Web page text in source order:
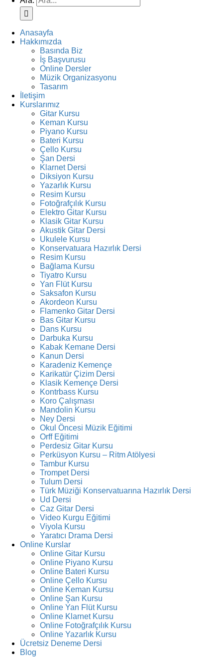
Anasayfa
Hakkımızda
Basında Biz
İş Başvurusu
Online Dersler
Müzik Organizasyonu
Tasarım
İletişim
Kurslarımız
Gitar Kursu
Keman Kursu
Piyano Kursu
Bateri Kursu
Çello Kursu
Şan Dersi
Klarnet Dersi
Diksiyon Kursu
Yazarlık Kursu
Resim Kursu
Fotoğrafçılık Kursu
Elektro Gitar Kursu
Klasik Gitar Kursu
Akustik Gitar Dersi
Ukulele Kursu
Konservatuara Hazırlık Dersi
Resim Kursu
Bağlama Kursu
Tiyatro Kursu
Yan Flüt Kursu
Saksafon Kursu
Akordeon Kursu
Flamenko Gitar Dersi
Bas Gitar Kursu
Dans Kursu
Darbuka Kursu
Kabak Kemane Dersi
Kanun Dersi
Karadeniz Kemençe
Karikatür Çizim Dersi
Klasik Kemençe Dersi
Kontrbass Kursu
Koro Çalışması
Mandolin Kursu
Ney Dersi
Okul Öncesi Müzik Eğitimi
Orff Eğitimi
Perdesiz Gitar Kursu
Perküsyon Kursu – Ritm Atölyesi
Tambur Kursu
Trompet Dersi
Tulum Dersi
Türk Müziği Konservatuarına Hazırlık Dersi
Ud Dersi
Caz Gitar Dersi
Video Kurgu Eğitimi
Viyola Kursu
Yaratıcı Drama Dersi
Online Kurslar
Online Gitar Kursu
Online Piyano Kursu
Online Bateri Kursu
Online Çello Kursu
Online Keman Kursu
Online Şan Kursu
Online Yan Flüt Kursu
Online Klarnet Kursu
Online Fotoğrafçılık Kursu
Online Yazarlık Kursu
Ücretsiz Deneme Dersi
Blog